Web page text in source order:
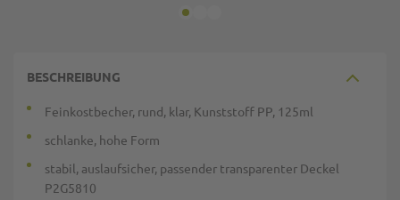
BESCHREIBUNG
Feinkostbecher, rund, klar, Kunststoff PP, 125ml
schlanke, hohe Form
stabil, auslaufsicher, passender transparenter Deckel
P2G5810